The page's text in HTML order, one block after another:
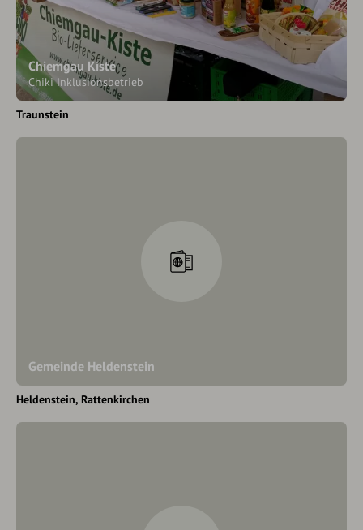
Chiemgau Kiste
Chiki Inklusionsbetrieb
Traunstein
Gemeinde Heldenstein
Heldenstein Rattenkirchen